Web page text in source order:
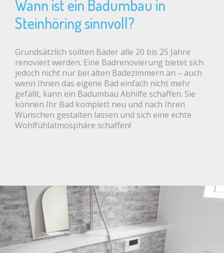
Wann ist ein Badumbau in
Steinhöring sinnvoll?
Grundsätzlich sollten Bäder alle 20 bis 25 Jahre
renoviert werden. Eine Badrenovierung bietet sich
jedoch nicht nur bei alten Badezimmern an – auch
wenn Ihnen das eigene Bad einfach nicht mehr
gefällt, kann ein Badumbau Abhilfe schaffen. Sie
können Ihr Bad komplett neu und nach Ihren
Wünschen gestalten lassen und sich eine echte
Wohlfühlatmosphäre schaffen!